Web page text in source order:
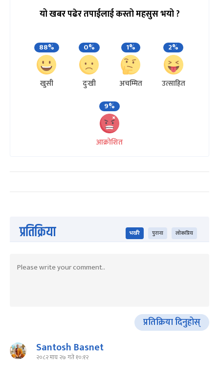
यो खबर पढेर तपाईलाई कस्तो महसुस भयो ?
88%
खुसी
0%
दुःखी
1%
अचम्मित
2%
उत्साहित
9%
आक्रोशित
प्रतिक्रिया भर्खरै पुराना लोकप्रिय
प्रतिक्रिया दिनुहोस्
Santosh Basnet
२०८२ माघ २७ गते १०:१२